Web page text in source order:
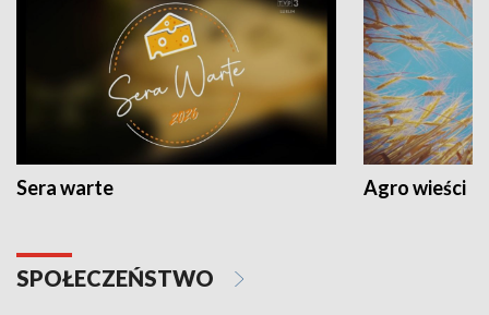
Sera warte Agro wieści
SPOŁECZEŃSTWO